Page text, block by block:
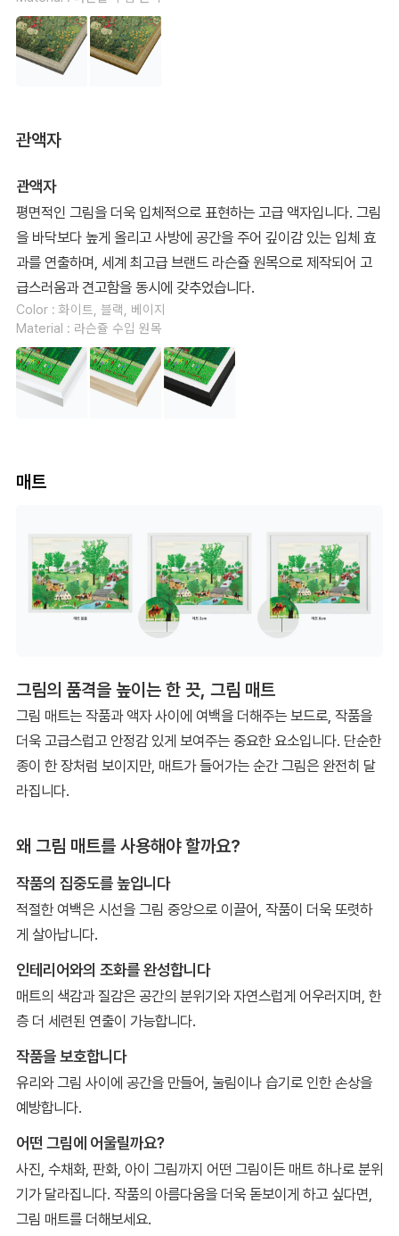
관액자
관액자
평면적인 그림을 더욱 입체적으로 표현하는 고급 액자입니다. 그림
을 바닥보다 높게 올리고 사방에 공간을 주어 깊이감 있는 입체 효
과를 연출하며, 세계 최고급 브랜드 라슨쥴 원목으로 제작되어 고
급스러움과 견고함을 동시에 갖추었습니다.
Color : 화이트, 블랙, 베이지
Material : 라슨쥴 수입 원목
매트
그림의 품격을 높이는 한 끗, 그림 매트
그림 매트는 작품과 액자 사이에 여백을 더해주는 보드로, 작품을
더욱 고급스럽고 안정감 있게 보여주는 중요한 요소입니다. 단순한
종이 한 장처럼 보이지만, 매트가 들어가는 순간 그림은 완전히 달
라집니다.
왜 그림 매트를 사용해야 할까요?
작품의 집중도를 높입니다
적절한 여백은 시선을 그림 중앙으로 이끌어, 작품이 더욱 또렷하
게 살아납니다.
인테리어와의 조화를 완성합니다
매트의 색감과 질감은 공간의 분위기와 자연스럽게 어우러지며, 한
층 더 세련된 연출이 가능합니다.
작품을 보호합니다
유리와 그림 사이에 공간을 만들어, 눌림이나 습기로 인한 손상을
예방합니다.
어떤 그림에 어울릴까요?
사진, 수채화, 판화, 아이 그림까지 어떤 그림이든 매트 하나로 분위
기가 달라집니다. 작품의 아름다움을 더욱 돋보이게 하고 싶다면,
그림 매트를 더해보세요.